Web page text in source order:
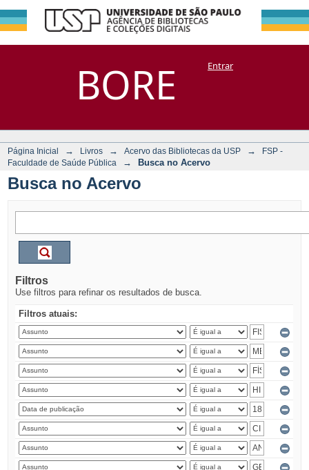
BORE
Busca no Acervo
DSpace/Manakin + CoriscoEntrar
Página Inicial → Livros → Acervo das Bibliotecas da USP →
FSP -
Faculdade de Saúde Pública
→ Busca no Acervo
Busca no Acervo
Filtros
Use filtros para refinar os resultados de busca.
Filtros atuais: